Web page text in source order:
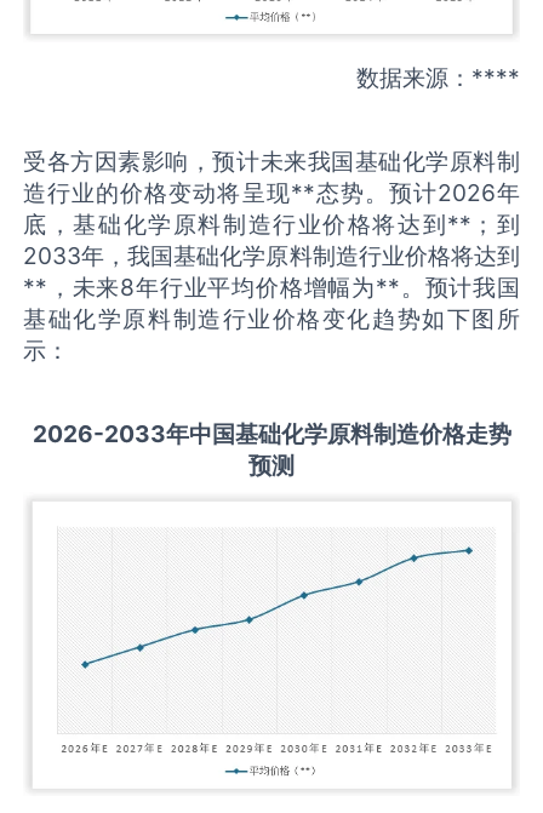
数据来源：****
受各方因素影响，预计未来我国基础化学原料制
造行业的价格变动将呈现**态势。预计2026年
底，基础化学原料制造行业价格将达到**；到
2033年，我国基础化学原料制造行业价格将达到
**，未来8年行业平均价格增幅为**。预计我国
基础化学原料制造行业价格变化趋势如下图所
示：
2026-2033年中国基础化学原料制造价格走势
预测